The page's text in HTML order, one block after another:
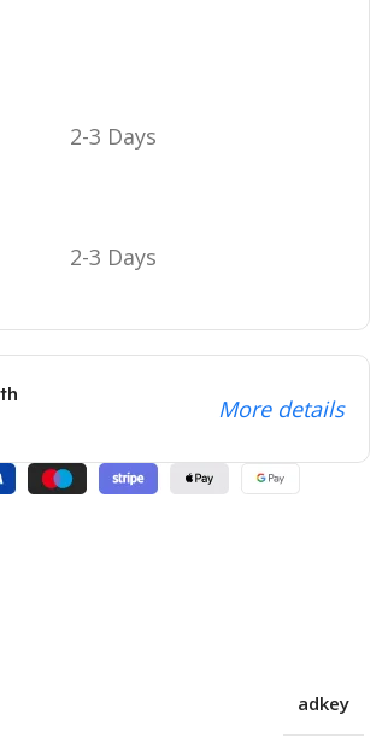
2-3 Days
2-3 Days
More details
adkey